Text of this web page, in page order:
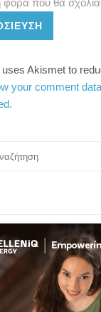
φορά που θα
Akismet to
your comment